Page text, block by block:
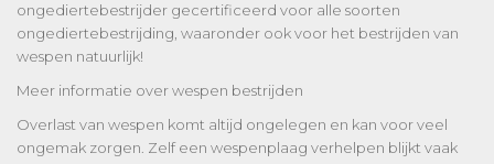
ongediertebestrijder gecertificeerd voor alle soorten
ongediertebestrijding, waaronder ook voor het bestrijden van
wespen natuurlijk!
Meer informatie over wespen bestrijden
Overlast van wespen komt altijd ongelegen en kan voor veel
ongemak zorgen. Zelf een wespenplaag verhelpen blijkt vaak